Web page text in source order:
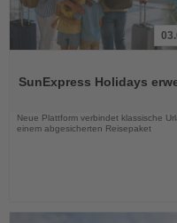
die
SunExpress Holidays
Neue Plattform verbindet klassische
einem abgesicherten Reisepaket